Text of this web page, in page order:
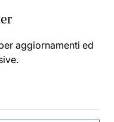
aggiornamenti ed